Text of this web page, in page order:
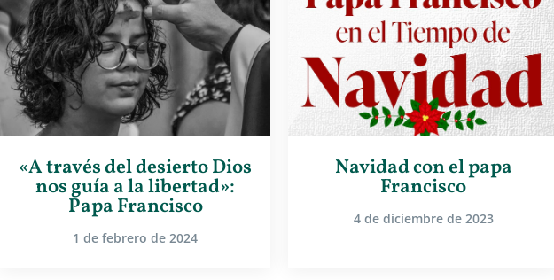
«A través del desierto Dios
nos guía a la libertad»:
Papa Francisco
1 de febrero de 2024
Navidad con el papa
Francisco
4 de diciembre de 2023